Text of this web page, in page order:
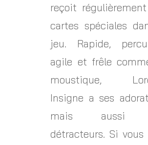
reçoit
cartes spéciales
jeu. Rapide,
agile et frêle
moustique,
Insigne a ses
mais aussi
détracteurs. Si vous